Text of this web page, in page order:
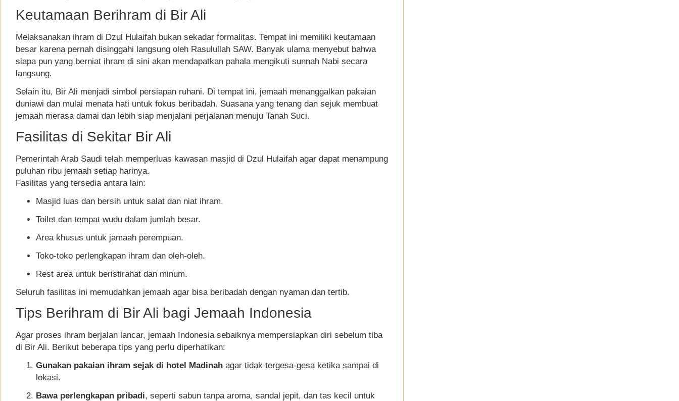
Keutamaan Berihram di Bir Ali
Melaksanakan ihram di Dzul Hulaifah bukan sekadar formalitas. Tempat ini memiliki keutamaan
besar karena pernah disinggahi langsung oleh Rasulullah SAW. Banyak ulama menyebut bahwa
siapa pun yang berniat ihram di sini akan mendapatkan pahala mengikuti sunnah Nabi secara
langsung.
Selain itu, Bir Ali menjadi simbol persiapan ruhani. Di tempat ini, jemaah menanggalkan pakaian
duniawi dan mulai menata hati untuk fokus beribadah. Suasana yang tenang dan sejuk membuat
jemaah merasa damai dan lebih siap menjalani perjalanan menuju Tanah Suci.
Fasilitas di Sekitar Bir Ali
Pemerintah Arab Saudi telah memperluas kawasan masjid di Dzul Hulaifah agar dapat menampung
puluhan ribu jemaah setiap harinya.
Fasilitas yang tersedia antara lain:
Masjid luas dan bersih untuk salat dan niat ihram.
Toilet dan tempat wudu dalam jumlah besar.
Area khusus untuk jamaah perempuan.
Toko-toko perlengkapan ihram dan oleh-oleh.
Rest area untuk beristirahat dan minum.
Seluruh fasilitas ini memudahkan jemaah agar bisa beribadah dengan nyaman dan tertib.
Tips Berihram di Bir Ali bagi Jemaah Indonesia
Agar proses ihram berjalan lancar, jemaah Indonesia sebaiknya mempersiapkan diri sebelum tiba
di Bir Ali. Berikut beberapa tips yang perlu diperhatikan:
Gunakan pakaian ihram sejak di hotel Madinah agar tidak tergesa-gesa ketika sampai di
lokasi.
Bawa perlengkapan pribadi, seperti sabun tanpa aroma, sandal jepit, dan tas kecil untuk